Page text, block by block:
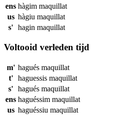
ens hàgim maquillat
us hàgiu maquillat
s' hagin maquillat
Voltooid verleden tijd
m' hagués maquillat
t'
haguessis maquillat
s' hagués maquillat
ens haguéssim maquillat
us haguéssiu maquillat